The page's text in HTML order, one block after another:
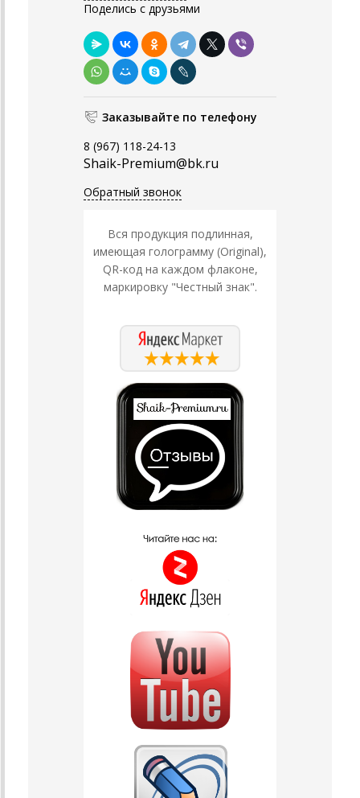
Поделись с друзьями
Заказывайте по телефону
8 (967) 118-24-13
Shaik-Premium@bk.ru
Обратный звонок
Вся продукция подлинная,
имеющая голограмму (Original),
QR-код на каждом флаконе,
маркировку "Честный знак".